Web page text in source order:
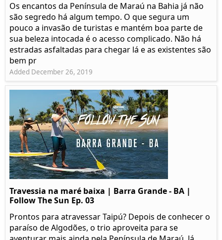
Os encantos da Península de Maraú na Bahia já não
são segredo há algum tempo. O que segura um
pouco a invasão de turistas e mantém boa parte de
sua beleza intocada é o acesso complicado. Não há
estradas asfaltadas para chegar lá e as existentes são
bem pr
Added December 26, 2019
Travessia na maré baixa | Barra Grande - BA |
Follow The Sun Ep. 03
Prontos para atravessar Taipú? Depois de conhecer o
paraíso de Algodões, o trio aproveita para se